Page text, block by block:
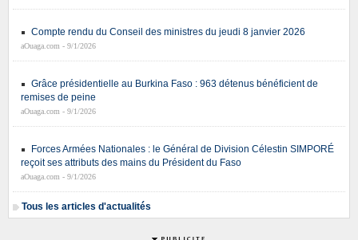
Compte rendu du Conseil des ministres du jeudi 8 janvier 2026
aOuaga.com - 9/1/2026
Grâce présidentielle au Burkina Faso : 963 détenus bénéficient de
remises de peine
aOuaga.com - 9/1/2026
Forces Armées Nationales : le Général de Division Célestin SIMPORÉ
reçoit ses attributs des mains du Président du Faso
aOuaga.com - 9/1/2026
Tous les articles d'actualités